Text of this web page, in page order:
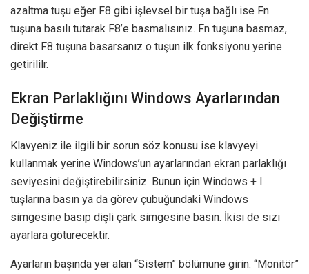
azaltma tuşu eğer F8 gibi işlevsel bir tuşa bağlı ise Fn
tuşuna basılı tutarak F8’e basmalısınız. Fn tuşuna basmaz,
direkt F8 tuşuna basarsanız o tuşun ilk fonksiyonu yerine
getirililr.
Ekran Parlaklığını Windows Ayarlarından
Değiştirme
Klavyeniz ile ilgili bir sorun söz konusu ise klavyeyi
kullanmak yerine Windows’un ayarlarından ekran parlaklığı
seviyesini değiştirebilirsiniz. Bunun için Windows + I
tuşlarına basın ya da görev çubuğundaki Windows
simgesine basıp dişli çark simgesine basın. İkisi de sizi
ayarlara götürecektir.
Ayarların başında yer alan “Sistem” bölümüne girin. “Monitör”